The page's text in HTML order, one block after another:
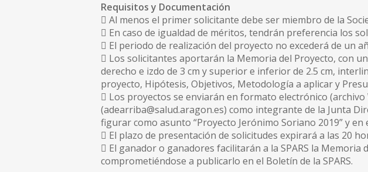
Requisitos y Documentación
 Al menos el primer solicitante debe ser miembro de la
 En caso de igualdad de méritos, tendrán preferencia los
 El periodo de realización del proyecto no excederá de un
 Los solicitantes aportarán la Memoria del Proyecto, con
derecho e izdo de 3 cm y superior e inferior de 2.5 cm,
proyecto, Hipótesis, Objetivos, Metodología a aplicar y
 Los proyectos se enviarán en formato electrónico
(adearriba@salud.aragon.es) como integrante de la Junta
figurar como asunto “Proyecto Jerónimo Soriano 2019” y
 El plazo de presentación de solicitudes expirará a las 20
 El ganador o ganadores facilitarán a la SPARS la
comprometiéndose a publicarlo en el Boletín de la SPARS.